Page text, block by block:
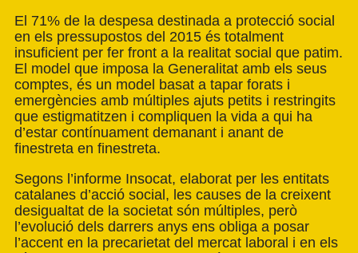
El 71% de la despesa destinada a protecció social
en els pressupostos del 2015 és totalment
insuficient per fer front a la realitat social que patim.
El model que imposa la Generalitat amb els seus
comptes, és un model basat a tapar forats i
emergències amb múltiples ajuts petits i restringits
que estigmatitzen i compliquen la vida a qui ha
d’estar contínuament demanant i anant de
finestreta en finestreta.
Segons l’informe Insocat, elaborat per les entitats
catalanes d’acció social, les causes de la creixent
desigualtat de la societat són múltiples, però
l’evolució dels darrers anys ens obliga a posar
l’accent en la precarietat del mercat laboral i en els